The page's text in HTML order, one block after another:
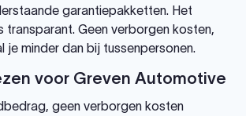
garantiepakketten. Het
transparant. Geen verborgen kosten,
je minder dan bij tussenpersonen.
voor Greven Automotive
geen verborgen kosten